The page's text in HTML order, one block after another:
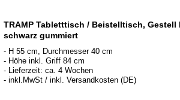
TRAMP Tabletttisch / Beistelltisch, Gestell
schwarz gummiert
- H 55 cm, Durchmesser 40 cm
- Höhe inkl. Griff 84 cm
- Lieferzeit: ca. 4 Wochen
- inkl.MwSt / inkl. Versandkosten (DE)